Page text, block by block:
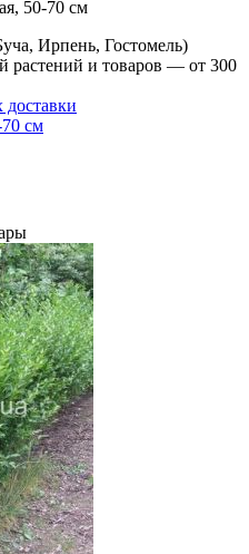
Ирпень, Гостомель)
растений и товаров — от 300
доставки